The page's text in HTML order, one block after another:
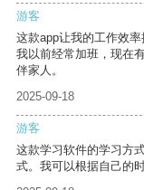
游客
这款app让我的工作效
我以前经常加班，现在
伴家人。
2025-09-18
游客
这款学习软件的学习方
式。我可以根据自己的